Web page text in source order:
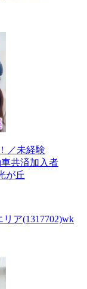
／未経験
共済加入者
が丘
ア(1317702)wk